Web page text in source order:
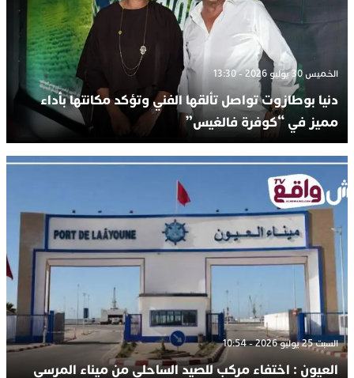
الخميس 30 يوليو 2026 - 13:30
دنيا بوطازوت تواصل تألقها الفني وتؤكد مكانتها بأداء
مميز في “كوفرة فالغيس”
السبت 25 يوليو 2026 - 10:54
العيون : اختفاء مركب للصيد الساحلي من ميناء المرسى